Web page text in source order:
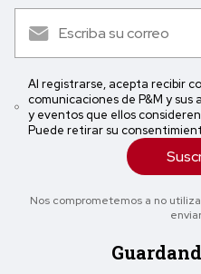
Al registrarse, acepta recibir
comunicaciones de P&M y
y eventos que ellos
Puede retirar su
Nos comprometemos a no